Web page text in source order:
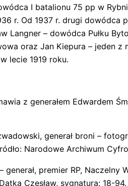
I batalionu 75 pp w
r. Od 1937 r. drugi
Langner – dowódca Pułku
oraz Jan Kiepura – jeden
lecie 1919 roku.
z generałem Edwardem
generał broni –
Narodowe Archiwum
– generał, premier RP,
Czesław, sygnatura: 18-94.